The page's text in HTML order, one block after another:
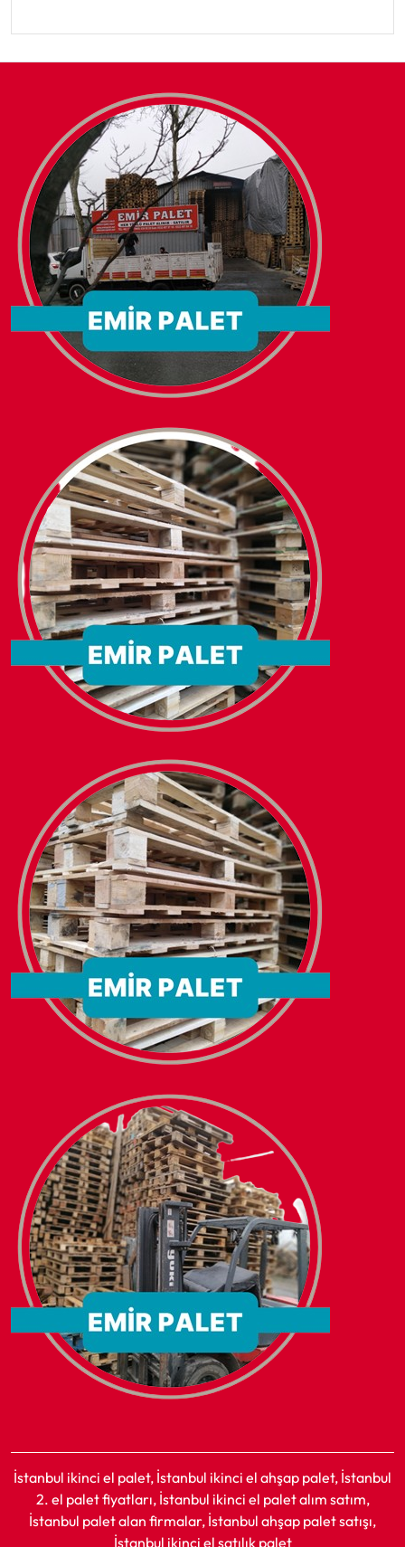
İstanbul ikinci el palet, İstanbul ikinci el ahşap palet, İstanbul
2. el palet fiyatları, İstanbul ikinci el palet alım satım,
İstanbul palet alan firmalar, İstanbul ahşap palet satışı,
İstanbul ikinci el satılık palet